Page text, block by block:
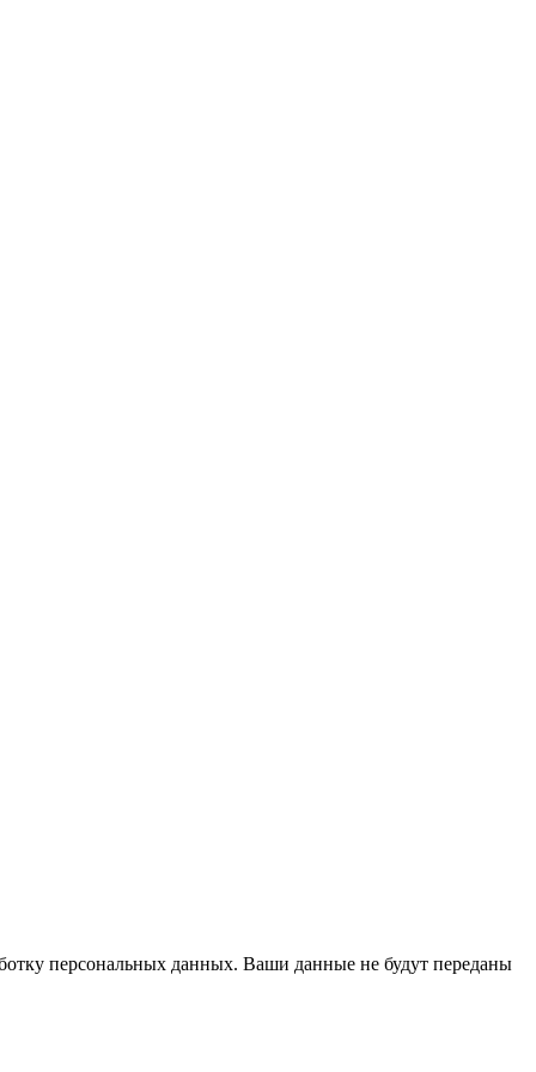
персональных данных. Ваши данные не будут переданы